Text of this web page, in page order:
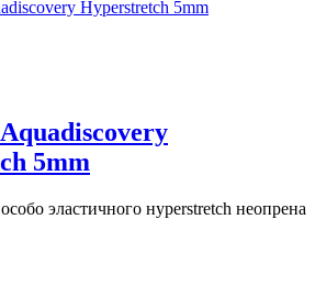
5mm
эластичного нyperstretch неопрена